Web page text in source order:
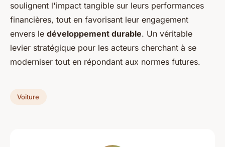
soulignent l'impact tangible sur leurs performances
financières, tout en favorisant leur engagement
envers le développement durable. Un véritable
levier stratégique pour les acteurs cherchant à se
moderniser tout en répondant aux normes futures.
Voiture